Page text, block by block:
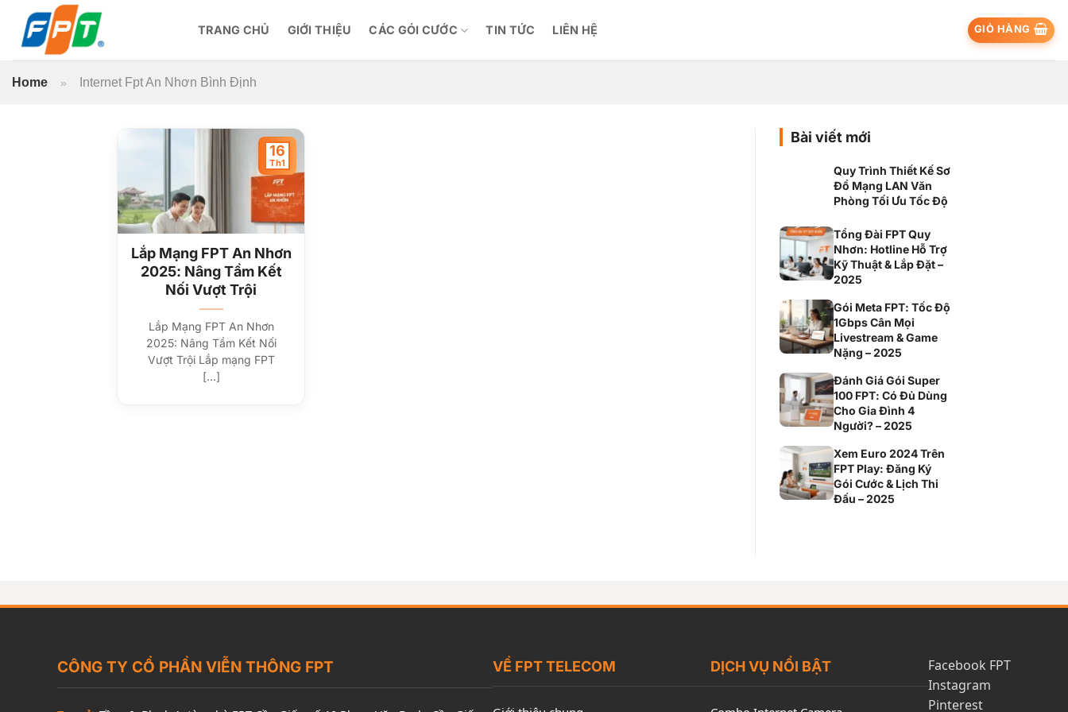
TRANG CHỦ GIỚI THIỆU CÁC GÓI CƯỚC TIN TỨC LIÊN HỆ GIỎ HÀNG
Home » Internet Fpt An Nhơn Bình Định
Lắp Mạng FPT An Nhơn
2025: Nâng Tầm Kết
Nối Vượt Trội
Lắp Mạng FPT An Nhơn
2025: Nâng Tầm Kết Nối
Vượt Trội Lắp mạng FPT
[...]
16
Th1
Bài viết mới
Quy Trình Thiết Kế Sơ
Đồ Mạng LAN Văn
Phòng Tối Ưu Tốc Độ
Tổng Đài FPT Quy
Nhơn: Hotline Hỗ Trợ
Kỹ Thuật & Lắp Đặt –
2025
Gói Meta FPT: Tốc Độ
1Gbps Cân Mọi
Livestream & Game
Nặng – 2025
Đánh Giá Gói Super
100 FPT: Có Đủ Dùng
Cho Gia Đình 4
Người? – 2025
Xem Euro 2024 Trên
FPT Play: Đăng Ký
Gói Cước & Lịch Thi
Đấu – 2025
CÔNG TY CỔ PHẦN VIỄN THÔNG FPT VỀ FPT TELECOM DỊCH VỤ NỔI BẬT
Facebook FPT
Instagram
Pinterest